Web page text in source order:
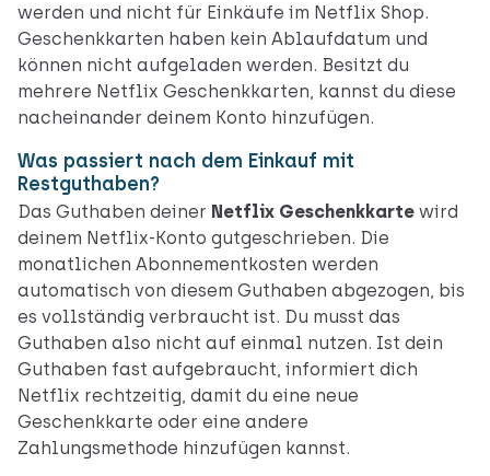
werden und nicht für Einkäufe im Netflix Shop.
Geschenkkarten haben kein Ablaufdatum und
können nicht aufgeladen werden. Besitzt du
mehrere Netflix Geschenkkarten, kannst du diese
nacheinander deinem Konto hinzufügen.
Was passiert nach dem Einkauf mit
Restguthaben?
Das Guthaben deiner Netflix Geschenkkarte wird
deinem Netflix-Konto gutgeschrieben. Die
monatlichen Abonnementkosten werden
automatisch von diesem Guthaben abgezogen, bis
es vollständig verbraucht ist. Du musst das
Guthaben also nicht auf einmal nutzen. Ist dein
Guthaben fast aufgebraucht, informiert dich
Netflix rechtzeitig, damit du eine neue
Geschenkkarte oder eine andere
Zahlungsmethode hinzufügen kannst.